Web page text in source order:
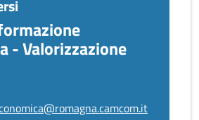
- Valorizzazione